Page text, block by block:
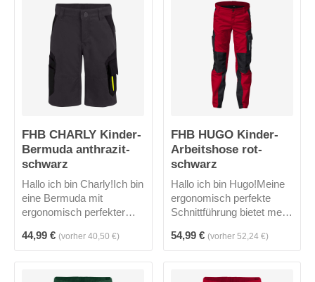
SPIELEN.Auf die Plätze,
fertig, los!
SPIELEN.Auf die Plätze,
fertig, los!
FHB CHARLY Kinder-
Bermuda anthrazit-
schwarz
Hallo ich bin Charly!Ich bin
eine Bermuda mit
ergonomisch perfekter
mehr Bewegungsfreiheit
und einen verstellbaren
Regulärer Preis:
44,99 € (vorher 40,50 €)
FHB HUGO Kinder-
Arbeitshose rot-
schwarz
Hallo ich bin Hugo!Meine
ergonomisch perfekte
Schnittführung bietet mehr
verstellbarer Hosenbund
und die Knieverstärkung
Regulärer Preis:
54,99 € (vorher 52,24 €)